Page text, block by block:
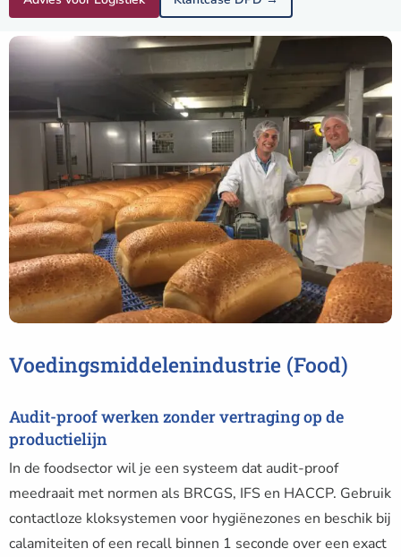
Voedingsmiddelenindustrie (Food)
Audit-proof werken zonder vertraging op de
productielijn
In de foodsector wil je een systeem dat audit-proof
meedraait met normen als BRCGS, IFS en HACCP. Gebruik
contactloze kloksystemen voor hygiënezones en beschik bij
calamiteiten of een recall binnen 1 seconde over een exact